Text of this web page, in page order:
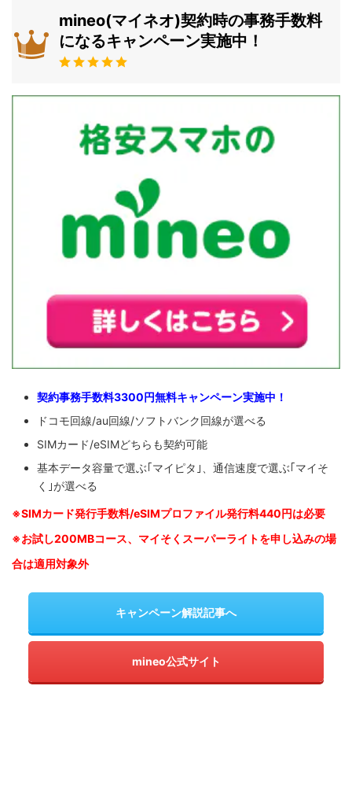
mineo(マイネオ)契約時の事務手数料
になるキャンペーン実施中！
契約事務手数料3300円無料キャンペーン実施中！
ドコモ回線/au回線/ソフトバンク回線が選べる
SIMカード/eSIMどちらも契約可能
基本データ容量で選ぶ｢マイピタ｣、通信速度で選ぶ｢マイそ
く｣が選べる
※SIMカード発行手数料/eSIMプロファイル発行料440円は必要
※お試し200MBコース、マイそくスーパーライトを申し込みの場
合は適用対象外
キャンペーン解説記事へ
mineo公式サイト